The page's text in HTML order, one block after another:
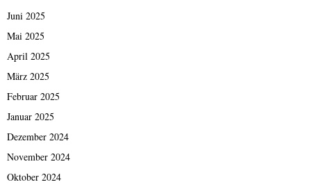
Juni 2025
Mai 2025
April 2025
März 2025
Februar 2025
Januar 2025
Dezember 2024
November 2024
Oktober 2024